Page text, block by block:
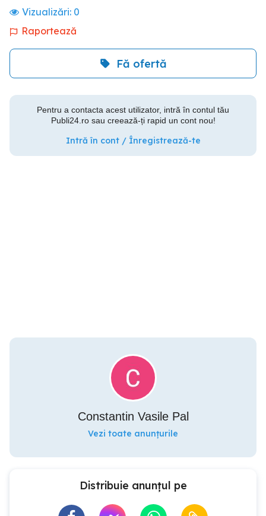
Vizualizări: 0
Raportează
Fă ofertă
Pentru a contacta acest utilizator, intră în contul tău
Publi24.ro sau creează-ți rapid un cont nou!
Intră în cont / Înregistrează-te
Constantin Vasile Pal
Vezi toate anunțurile
Distribuie anunțul pe